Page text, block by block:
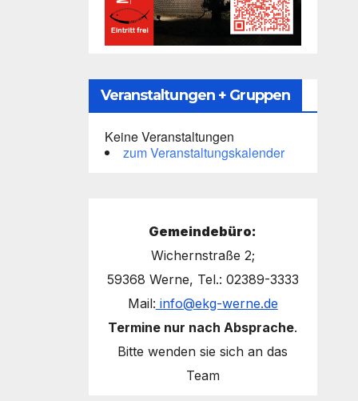
Veranstaltungen + Gruppen
Keine Veranstaltungen
zum Veranstaltungskalender
Gemeindebüro:
Wichernstraße 2;
59368 Werne, Tel.: 02389-3333
Mail: info@ekg-werne.de
Termine nur nach Absprache.
Bitte wenden sie sich an das
Team